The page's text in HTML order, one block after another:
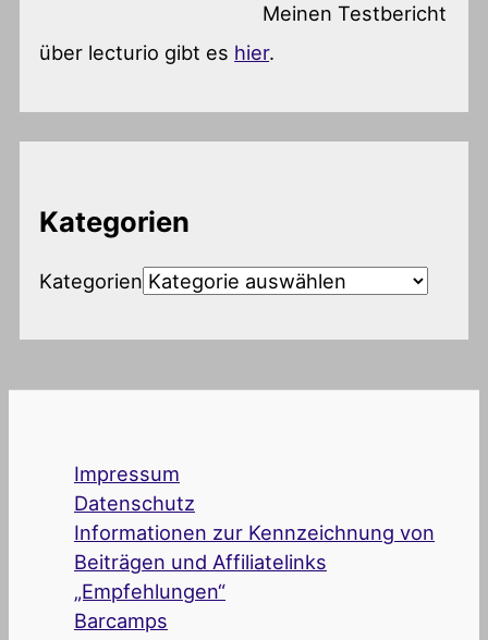
Meinen Testbericht
über lecturio gibt es hier.
Kategorien
Kategorien
Impressum
Datenschutz
Informationen zur Kennzeichnung von
Beiträgen und Affiliatelinks
„Empfehlungen“
Barcamps